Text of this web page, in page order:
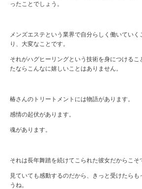
ったことでしょう。
メンズエステという業界で自分らしく働いてい
り、大変なことです。
それがハグヒーリングという技術を身につける
たならこんなに嬉しいことはありません。
椿さんのトリートメントには物語があります。
感情の起伏があります。
魂があります。
それは長年舞踏を続けてこられた彼女だからこそ
見ていても感動するのだから、きっと受けたらも
うね。